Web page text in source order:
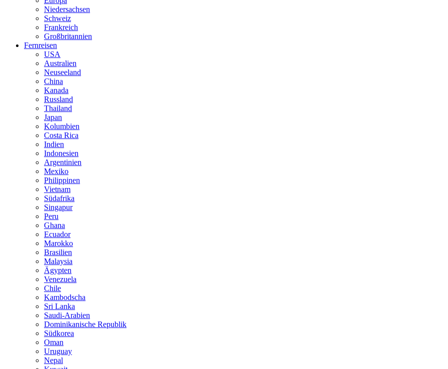
Niedersachsen
Schweiz
Frankreich
Großbritannien
Fernreisen
USA
Australien
Neuseeland
China
Kanada
Russland
Thailand
Japan
Kolumbien
Costa Rica
Indien
Indonesien
Argentinien
Mexiko
Philippinen
Vietnam
Südafrika
Singapur
Peru
Ghana
Ecuador
Marokko
Brasilien
Malaysia
Ägypten
Venezuela
Chile
Kambodscha
Sri Lanka
Saudi-Arabien
Dominikanische Republik
Südkorea
Oman
Uruguay
Nepal